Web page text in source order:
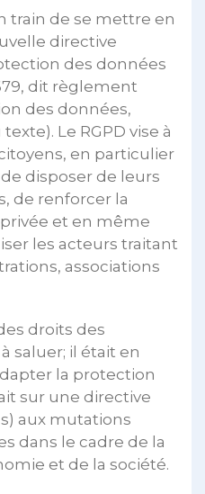
train de se mettre en
directive
des données
dit règlement
des données,
Le RGPD vise à
en particulier
disposer de leurs
de renforcer la
et en même
les acteurs traitant
associations
droits des
saluer; il était en
la protection
sur une directive
aux mutations
dans le cadre de la
et de la société.